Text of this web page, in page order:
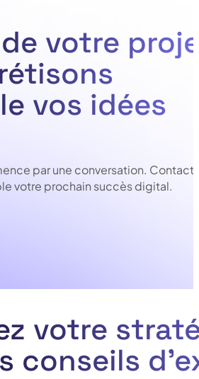
votre
vos idées
par une conversation.
votre prochain succès digital.
votre
conseils